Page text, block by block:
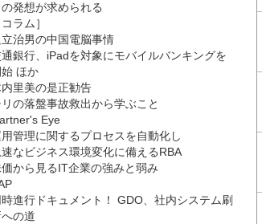
の発想が求められる
コラム］
立治男の中国電脳事情
銀行、iPadを対象にモバイルバンキングを
始 ほか
里美の是正勧告
の落盤事故救出から学ぶこと
Eye
管理に関するプロセスを自動化し
なビジネス環境変化に備えるRBA
から見るIT企業の強みと弱み
時進行ドキュメント！ GDO、社内システム刷
の道